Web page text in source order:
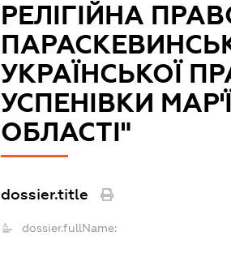
РЕЛІГІЙНА
УКРАЇНСЬКОЇ
УСПЕНІВКИ
ОБЛАСТІ"
dossier.title
dossier.fullName: